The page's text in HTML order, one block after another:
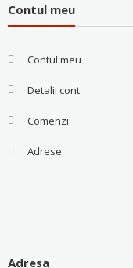
Contul meu
Contul meu
Detalii cont
Comenzi
Adrese
Adresa